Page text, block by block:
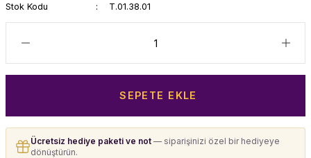
Stok Kodu
T.01.38.01
SEPETE EKLE
Ücretsiz hediye paketi ve not — siparişinizi özel bir hediyeye
dönüştürün.